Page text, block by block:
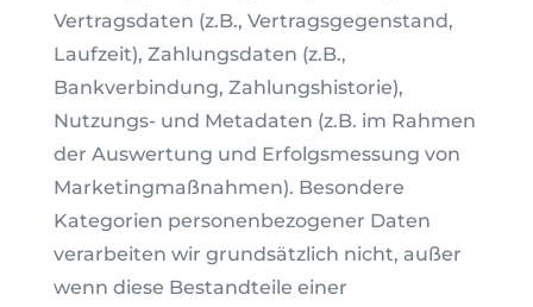
Vertragsdaten (z.B., Vertragsgegenstand,
Laufzeit), Zahlungsdaten (z.B.,
Bankverbindung, Zahlungshistorie),
Nutzungs- und Metadaten (z.B. im Rahmen
der Auswertung und Erfolgsmessung von
Marketingmaßnahmen). Besondere
Kategorien personenbezogener Daten
verarbeiten wir grundsätzlich nicht, außer
wenn diese Bestandteile einer